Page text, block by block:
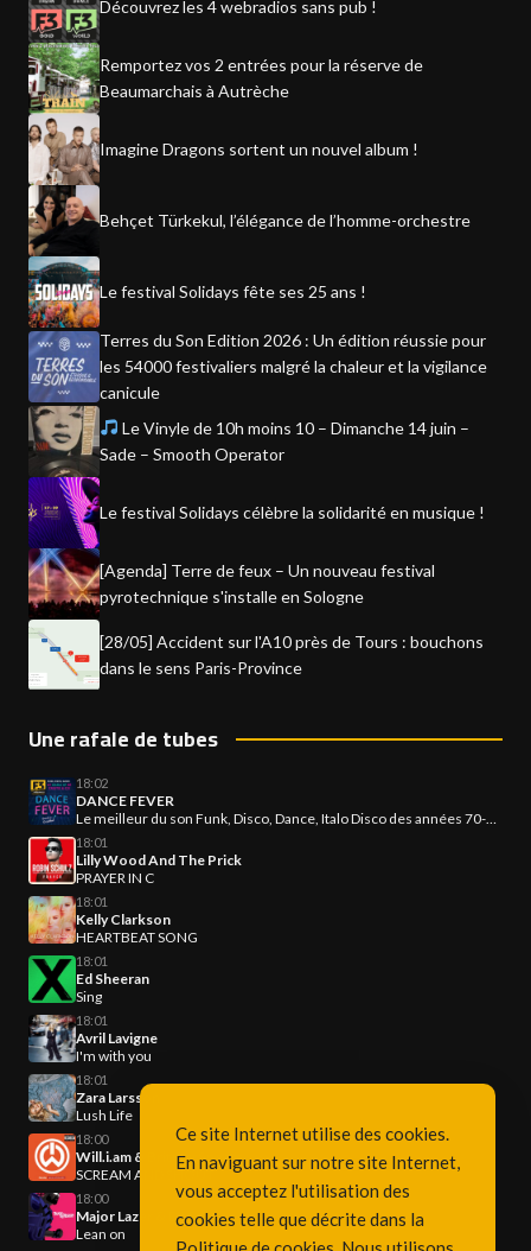
Découvrez les 4 webradios sans pub !
Remportez vos 2 entrées pour la réserve de
Beaumarchais à Autrèche
Imagine Dragons sortent un nouvel album !
Behçet Türkekul, l’élégance de l’homme-orchestre
Le festival Solidays fête ses 25 ans !
Terres du Son Edition 2026 : Un édition réussie pour
les 54000 festivaliers malgré la chaleur et la vigilance
canicule
Le Vinyle de 10h moins 10 – Dimanche 14 juin –
Sade – Smooth Operator
Le festival Solidays célèbre la solidarité en musique !
[Agenda] Terre de feux – Un nouveau festival
pyrotechnique s'installe en Sologne
[28/05] Accident sur l'A10 près de Tours : bouchons
dans le sens Paris-Province
Une rafale de tubes
18:02
DANCE FEVER
Le meilleur du son Funk, Disco, Dance, Italo Disco des années 70-80-90
18:01
Lilly Wood And The Prick
PRAYER IN C
18:01
Kelly Clarkson
HEARTBEAT SONG
18:01
Ed Sheeran
Sing
18:01
Avril Lavigne
I'm with you
18:01
Zara Larsson
Lush Life
18:00
Will.i.am & Britney Spears
SCREAM AND SHOUT
18:00
Major Lazer & DJ Snake
Lean on
Ce site Internet utilise des cookies.
En naviguant sur notre site Internet,
vous acceptez l'utilisation des
cookies telle que décrite dans la